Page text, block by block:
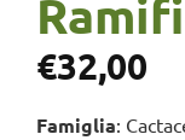
€32,00
Famiglia: